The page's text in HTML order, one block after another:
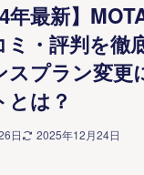
年最新】
ミ・評判を徹
スプラン変更
とは？
日 2025年12月24日